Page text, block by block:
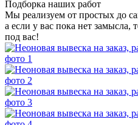
Подборка наших работ
Мы реализуем от простых до
а если у вас пока нет замысла,
под вас!